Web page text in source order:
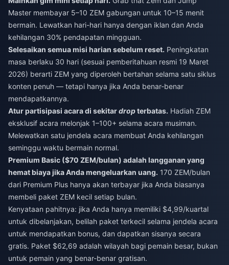
Master membayar 5–10 ZEM gabungan untuk 10–15 menit
bermain. Lewatkan hari-hari hanya dengan iklan dan Anda
kehilangan 30% pendapatan mingguan.
Selesaikan semua misi harian sebelum reset. Peningkatan
masa berlaku 30 hari (sesuai pemberitahuan resmi 19 Maret
2026) berarti ZEM yang diperoleh bertahan selama satu siklus
konten penuh — tetapi hanya jika Anda benar-benar
mendapatkannya.
Atur partisipasi acara di sekitardropterbatas. Hadiah ZEM
eksklusif acara melonjak 1–100+ selama acara musiman.
Melewatkan satu jendela acara membuat Anda kehilangan
seminggu waktu bermain normal.
Premium Basic ($70 ZEM/bulan) adalah langganan yang
hemat biaya jika Anda mengeluarkan uang. 170 ZEM/bulan
dari Premium Plus hanya akan terbayar jika Anda biasanya
membeli paket ZEM kecil setiap bulan.
Kenyataan pahitnya: jika Anda hanya memiliki $4,99/kuartal
untuk dibelanjakan, belilah paket terkecil selama jendela acara
untuk mendapatkan bonus, dan dapatkan sisanya secara
gratis. Paket $62,69 adalah wilayah bagi pemain besar, bukan
untuk pemain yang benar-benar gratisan.